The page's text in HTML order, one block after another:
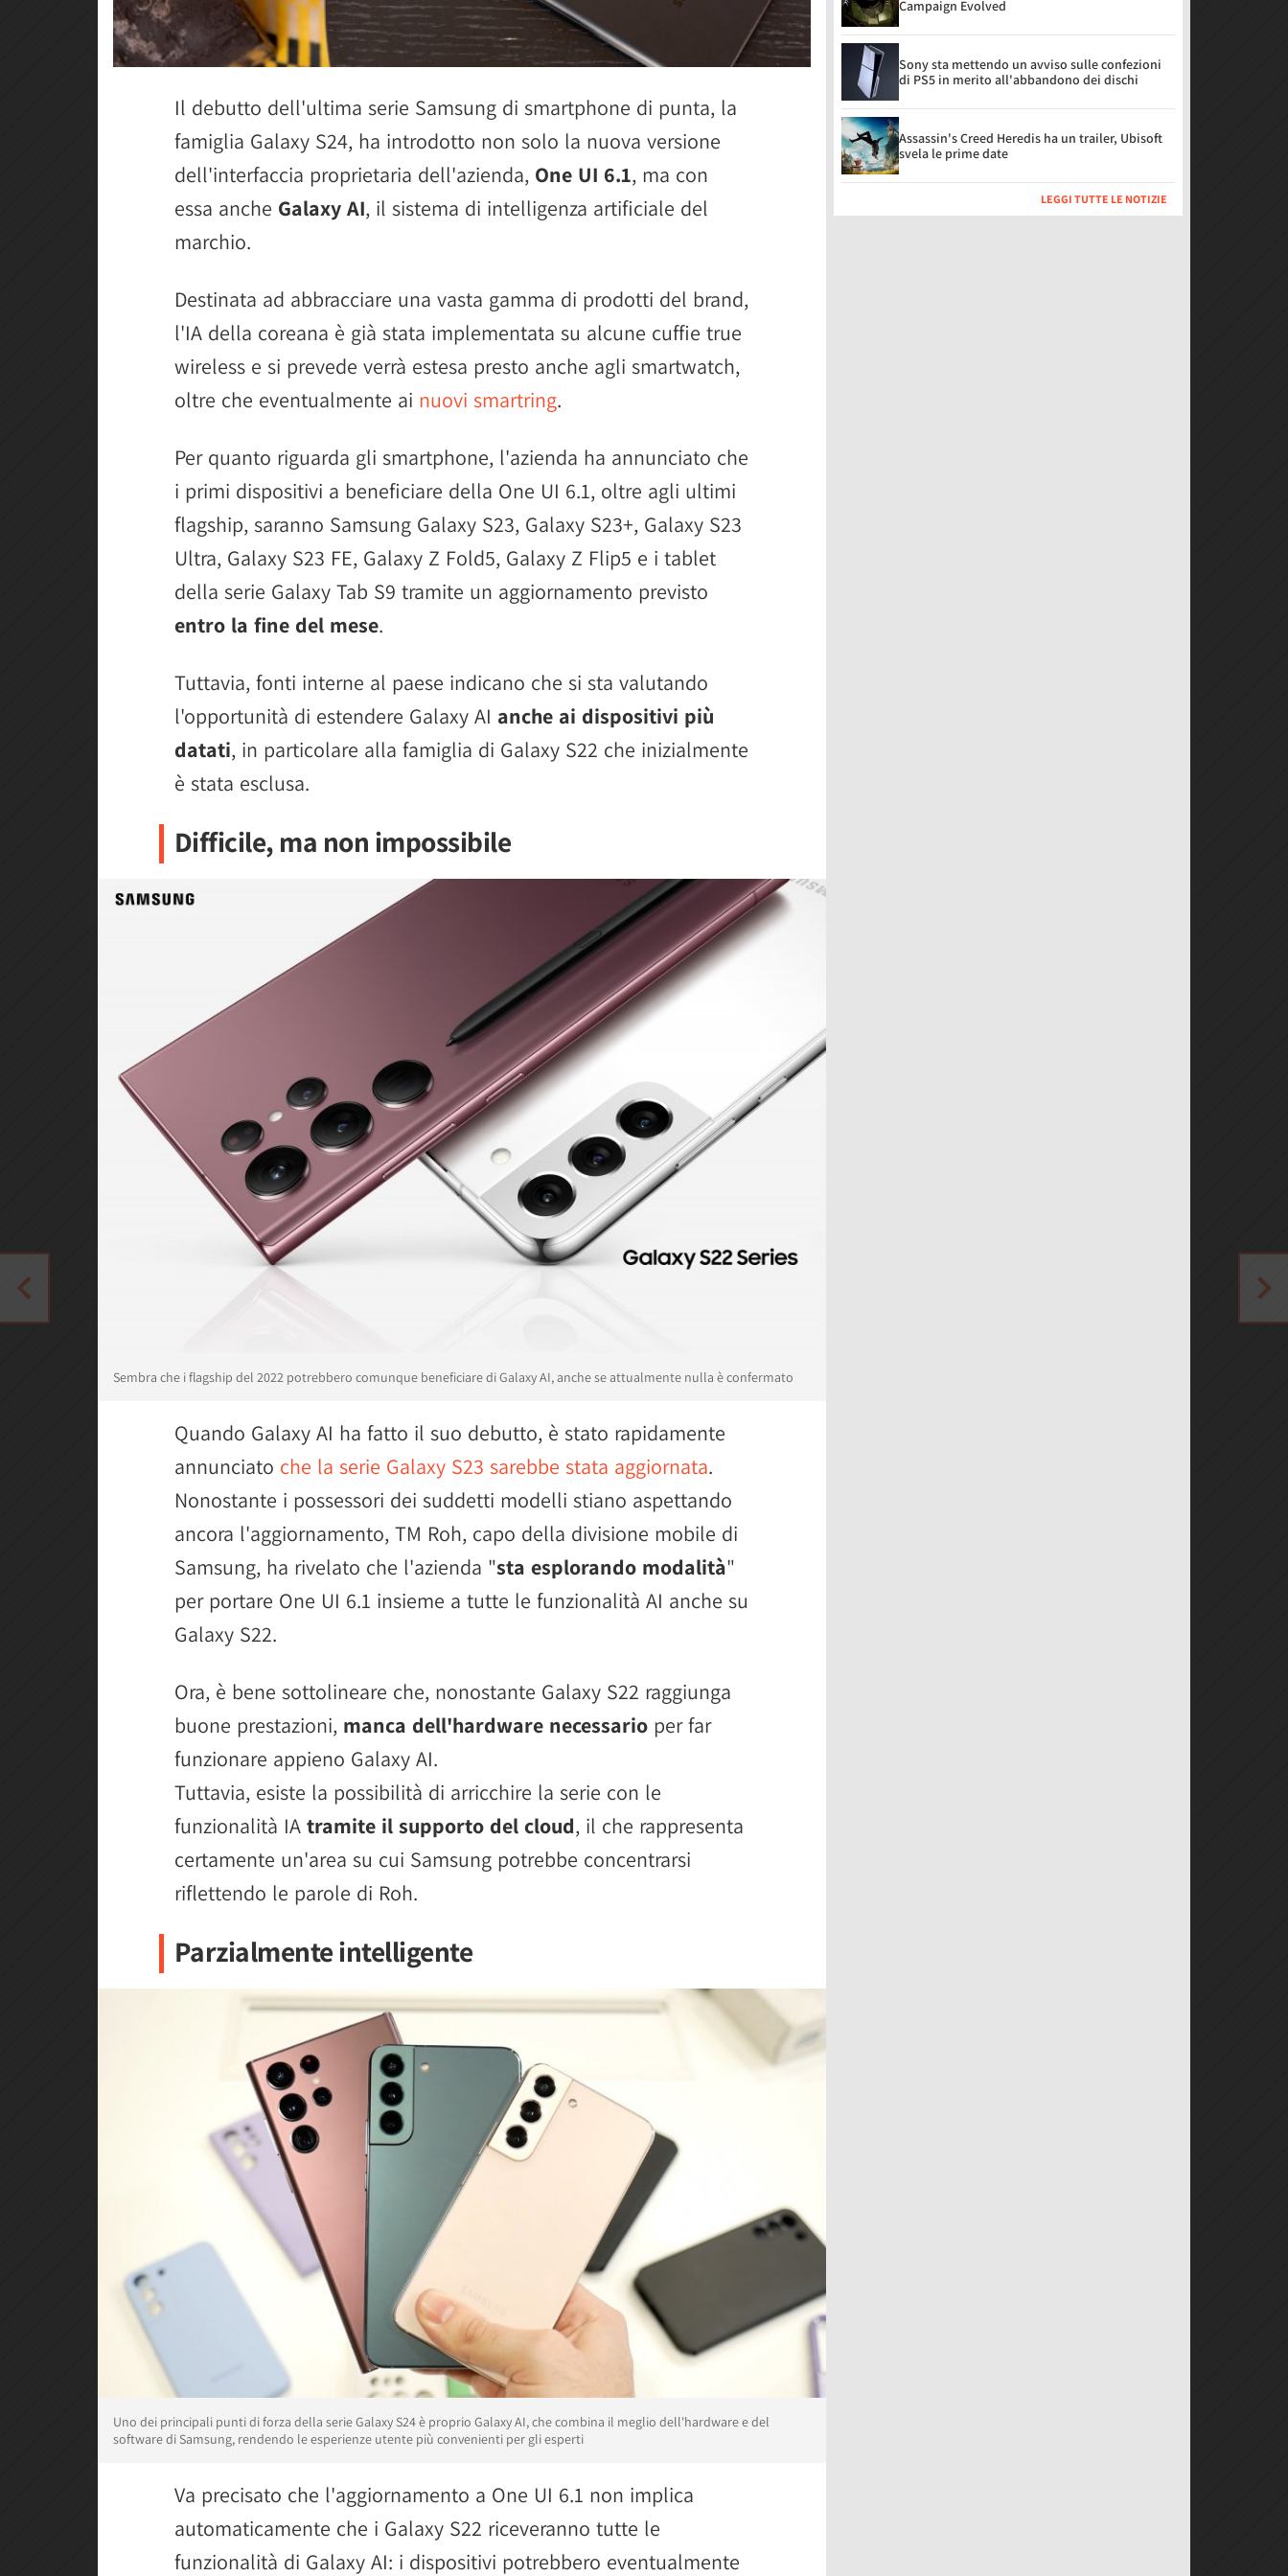
Il debutto dell'ultima serie Samsung di smartphone di punta, la
famiglia Galaxy S24, ha introdotto non solo la nuova versione
dell'interfaccia proprietaria dell'azienda, One UI 6.1, ma con
essa anche Galaxy AI, il sistema di intelligenza artificiale del
marchio.
Destinata ad abbracciare una vasta gamma di prodotti del brand,
l'IA della coreana è già stata implementata su alcune cuffie true
wireless e si prevede verrà estesa presto anche agli smartwatch,
oltre che eventualmente ai nuovi smartring.
Per quanto riguarda gli smartphone, l'azienda ha annunciato che
i primi dispositivi a beneficiare della One UI 6.1, oltre agli ultimi
flagship, saranno Samsung Galaxy S23, Galaxy S23+, Galaxy S23
Ultra, Galaxy S23 FE, Galaxy Z Fold5, Galaxy Z Flip5 e i tablet
della serie Galaxy Tab S9 tramite un aggiornamento previsto
entro la fine del mese.
Tuttavia, fonti interne al paese indicano che si sta valutando
l'opportunità di estendere Galaxy AI anche ai dispositivi più
datati, in particolare alla famiglia di Galaxy S22 che inizialmente
è stata esclusa.
Difficile, ma non impossibile
Sembra che i flagship del 2022 potrebbero comunque beneficiare di Galaxy AI, anche se attualmente nulla è confermato
Quando Galaxy AI ha fatto il suo debutto, è stato rapidamente
annunciato che la serie Galaxy S23 sarebbe stata aggiornata.
Nonostante i possessori dei suddetti modelli stiano aspettando
ancora l'aggiornamento, TM Roh, capo della divisione mobile di
Samsung, ha rivelato che l'azienda "sta esplorando modalità"
per portare One UI 6.1 insieme a tutte le funzionalità AI anche su
Galaxy S22.
Ora, è bene sottolineare che, nonostante Galaxy S22 raggiunga
buone prestazioni, manca dell'hardware necessario per far
funzionare appieno Galaxy AI.
Tuttavia, esiste la possibilità di arricchire la serie con le
funzionalità IA tramite il supporto del cloud, il che rappresenta
certamente un'area su cui Samsung potrebbe concentrarsi
riflettendo le parole di Roh.
Parzialmente intelligente
Uno dei principali punti di forza della serie Galaxy S24 è proprio Galaxy AI, che combina il meglio dell'hardware e del
software di Samsung, rendendo le esperienze utente più convenienti per gli esperti
Va precisato che l'aggiornamento a One UI 6.1 non implica
automaticamente che i Galaxy S22 riceveranno tutte le
funzionalità di Galaxy AI: i dispositivi potrebbero eventualmente
Campaign Evolved
Sony sta mettendo un avviso sulle confezioni
di PS5 in merito all'abbandono dei dischi
Assassin's Creed Heredis ha un trailer, Ubisoft
svela le prime date
LEGGI TUTTE LE NOTIZIE